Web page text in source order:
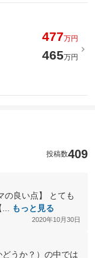
477万円
465万円
投稿数409
の良い点】 とても
もっと見る
2020年10月30日
どうか？）の中では